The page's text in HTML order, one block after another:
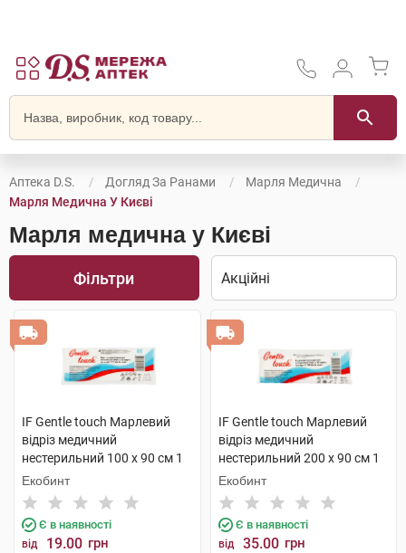
Аптека D.S. Догляд За Ранами
Марля Медична
Марля Медична У Києві
Марля медична у Києві
Фільтри
IF Gentle touch Марлевий
відріз медичний
нестерильний 100 х 90 см 1
шт
Екобинт
Є в наявності
від 19.00 грн
IF Gentle touch Марлевий
відріз медичний
нестерильний 200 х 90 см 1
шт
Екобинт
Є в наявності
від 35.00 грн